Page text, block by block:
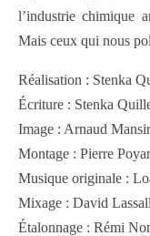
l’industrie chimique
Mais ceux qui nous
Réalisation : Stenka
Écriture : Stenka
Image : Arnaud Mansir
Montage : Pierre
Musique originale :
Mixage : David
Étalonnage : Rémi